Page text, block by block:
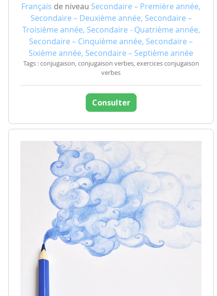
Français de niveau Secondaire – Première année,
Secondaire – Deuxième année, Secondaire –
Troisième année, Secondaire - Quatrième année,
Secondaire – Cinquième année, Secondaire –
Sixième année, Secondaire – Septième année
Tags : conjugaison, conjugaison verbes, exercices conjugaison
verbes
Consulter